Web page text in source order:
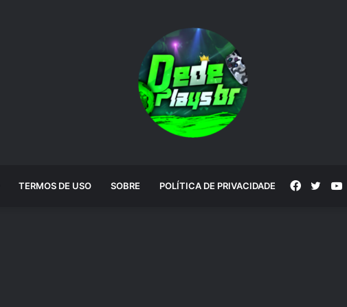
TERMOS DE USO SOBRE POLÍTICA DE PRIVACIDADE Facebook